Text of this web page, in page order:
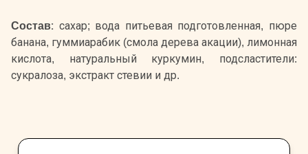
Состав: сахар; вода питьевая подготовленная, пюре
банана, гуммиарабик (смола дерева акации), лимонная
кислота, натуральный куркумин, подсластители:
сукралоза, экстракт стевии и др.